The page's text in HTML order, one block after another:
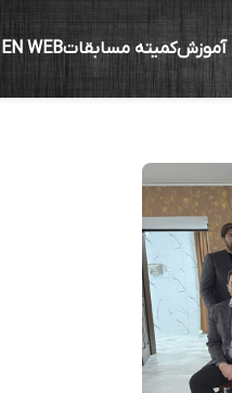
آموزشکمیته مسابقاتEN WEB